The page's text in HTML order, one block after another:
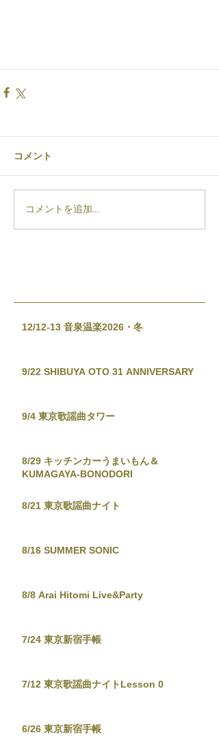
コメント
コメントを追加…
12/12-13 音泉温楽2026・冬
9/22 SHIBUYA OTO 31 ANNIVERSARY
9/4 東京歌謡曲タワー
8/29 キッチンカーうまいもん＆
KUMAGAYA-BONODORI
8/21 東京歌謡曲ナイト
8/16 SUMMER SONIC
8/8 Arai Hitomi Live&Party
7/24 東京新宿手帳
7/12 東京歌謡曲ナイトLesson 0
6/26 東京新宿手帳